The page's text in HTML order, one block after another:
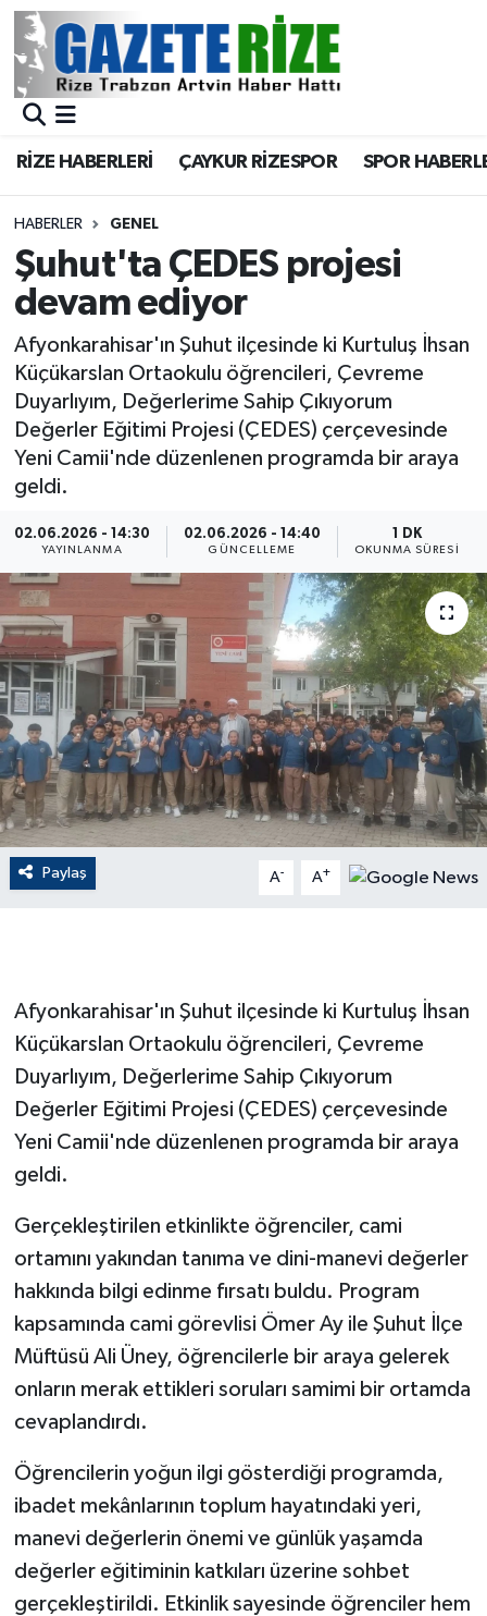
RİZE HABERLERİ ÇAYKUR RİZESPOR SPOR
HABERLER GENEL
Şuhut'ta ÇEDES projesi
devam ediyor
Afyonkarahisar'ın Şuhut ilçesinde ki Kurtuluş İhsan
Küçükarslan Ortaokulu öğrencileri, Çevreme
Duyarlıyım, Değerlerime Sahip Çıkıyorum
Değerler Eğitimi Projesi (ÇEDES) çerçevesinde
Yeni Camii'nde düzenlenen programda bir araya
geldi.
02.06.2026 - 14:30
YAYINLANMA
02.06.2026 - 14:40
GÜNCELLEME
1 DK
OKUNMA SÜRESI
Paylaş A- A+
Afyonkarahisar'ın Şuhut ilçesinde ki Kurtuluş İhsan
Küçükarslan Ortaokulu öğrencileri, Çevreme
Duyarlıyım, Değerlerime Sahip Çıkıyorum
Değerler Eğitimi Projesi (ÇEDES) çerçevesinde
Yeni Camii'nde düzenlenen programda bir araya
geldi.
Gerçekleştirilen etkinlikte öğrenciler, cami
ortamını yakından tanıma ve dini-manevi değerler
hakkında bilgi edinme fırsatı buldu. Program
kapsamında cami görevlisi Ömer Ay ile Şuhut İlçe
Müftüsü Ali Üney, öğrencilerle bir araya gelerek
onların merak ettikleri soruları samimi bir ortamda
cevaplandırdı.
Öğrencilerin yoğun ilgi gösterdiği programda,
ibadet mekânlarının toplum hayatındaki yeri,
manevi değerlerin önemi ve günlük yaşamda
değerler eğitiminin katkıları üzerine sohbet
gerçekleştirildi. Etkinlik sayesinde öğrenciler hem
BÖLGEMİZ
Asayiş
Rize Jandarma Komutanlığı
Bilim Teknoloji
Advertising news
Canlı Maç
ÇEVRE
Dış Haberler
Dünya
EĞİTİM
EKONOMİ
English News
Finans
GÜNDEM
Güvenlik
İNSAN
İş Dünyası
Jandarma
Kadın
KÜLTÜR SANAT
MAGAZİN
Otomobil
Merkez Nöbetçi Eczaneler
Merkez Trafik Yoğunluk Haritası
Süper Lig Puan Durumu ve Fikstür
Tüm Manşetler
Son Dakika Haberleri
Haber Arşivi